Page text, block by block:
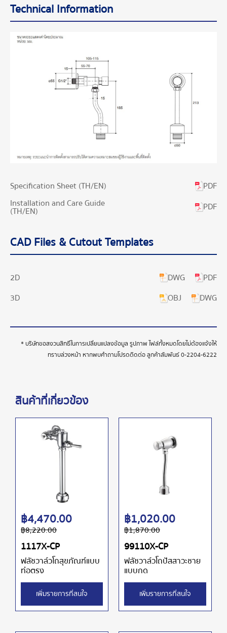
Technical Information
Specification Sheet (TH/EN)
PDF
Installation and Care Guide
(TH/EN) PDF
CAD Files & Cutout Templates
2D DWG
PDF
3D
OBJ DWG
* บริษัทขอสงวนสิทธิ์ในการเปลี่ยนแปลงข้อมูล รูปภาพ ไฟล์ทั้งหมดโดยไม่ต้องแจ้งให้
ทราบล่วงหน้า หากพบคำถามโปรดติดต่อ ลูกค้าสัมพันธ์0-2204-6222
สินค้าที่เกี่ยวข้อง
1117X-CP
ฟลัชวาล์วโถสุขภัณฑ์แบบ
ท่อตรง
฿8,220.00
฿4,470.00
เพิ่มรายการที่สนใจ
99110X-CP
ฟลัชวาล์วโถปัสสาวะชาย
แบบกด
฿1,870.00
฿1,020.00
เพิ่มรายการที่สนใจ